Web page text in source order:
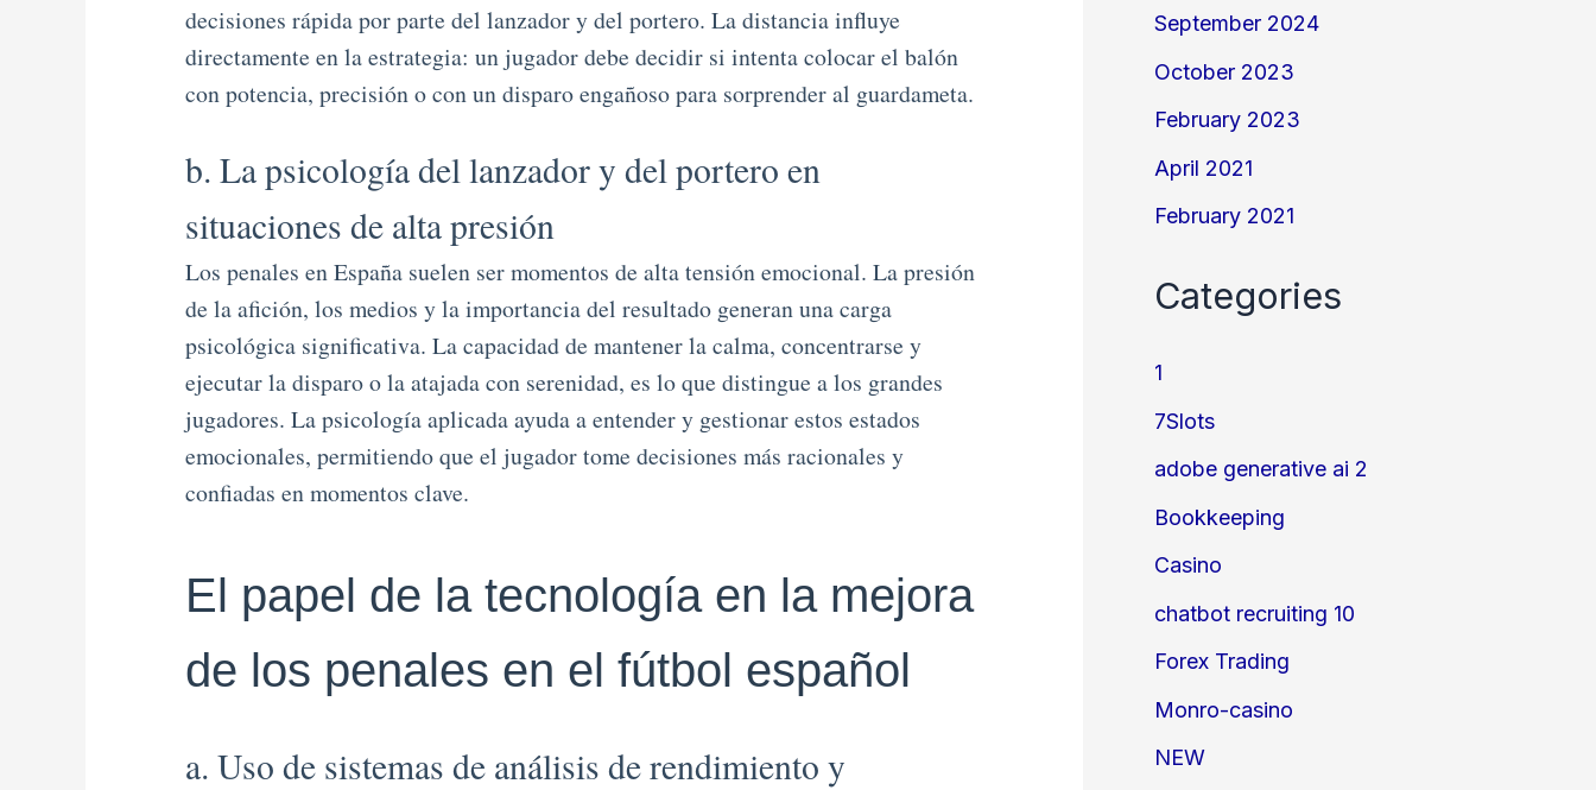
decisiones rápida por parte del lanzador y del portero. La distancia influye
directamente en la estrategia: un jugador debe decidir si intenta colocar el balón
con potencia, precisión o con un disparo engañoso para sorprender al guardameta.
b. La psicología del lanzador y del portero en
situaciones de alta presión
Los penales en España suelen ser momentos de alta tensión emocional. La presión
de la afición, los medios y la importancia del resultado generan una carga
psicológica significativa. La capacidad de mantener la calma, concentrarse y
ejecutar la disparo o la atajada con serenidad, es lo que distingue a los grandes
jugadores. La psicología aplicada ayuda a entender y gestionar estos estados
emocionales, permitiendo que el jugador tome decisiones más racionales y
confiadas en momentos clave.
El papel de la tecnología en la mejora
de los penales en el fútbol español
a. Uso de sistemas de análisis de rendimiento y
September 2024
October 2023
February 2023
April 2021
February 2021
Categories
1
7Slots
adobe generative ai 2
Bookkeeping
Casino
chatbot recruiting 10
Forex Trading
Monro-casino
NEW